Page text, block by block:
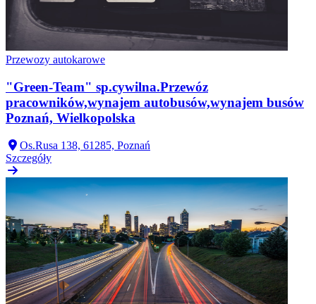
Przewozy autokarowe
"Green-Team" sp.cywilna.Przewóz
pracowników,wynajem autobusów,wynajem busów
Poznań, Wielkopolska
Os.Rusa 138, 61285, Poznań
Szczegóły